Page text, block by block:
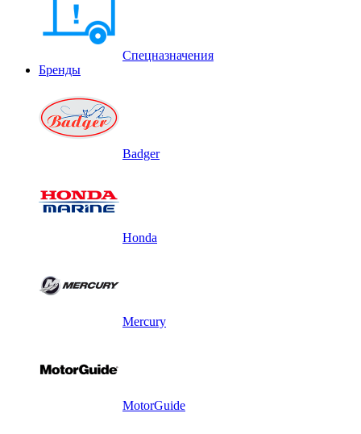
Спецназначения
Бренды
Badger
Honda
Mercury
MotorGuide